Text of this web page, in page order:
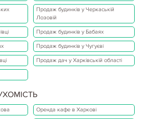
Продаж будинків у Черкаській
Лозовій
Продаж будинків у Бабаях
Продаж будинків у Чугуєві
Продаж дач у Харківській області
Оренда кафе в Харкові